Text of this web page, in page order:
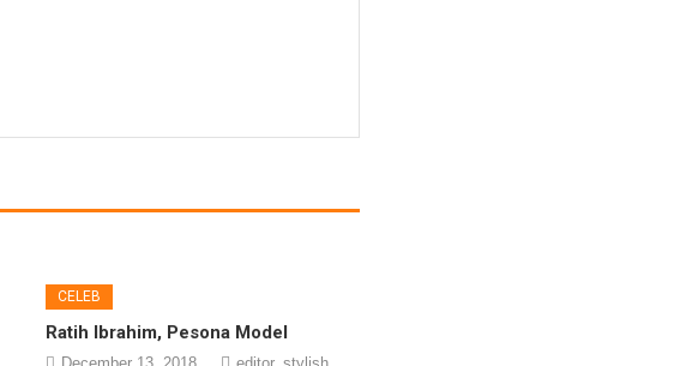
CELEB
Ratih Ibrahim, Pesona Model